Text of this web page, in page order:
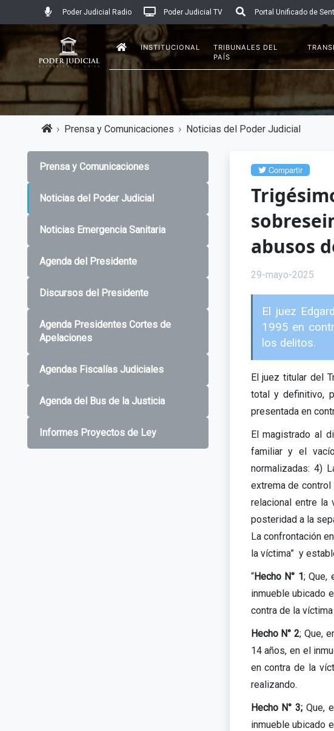
Poder Judicial Radio Poder Judicial TV Portal Unificado de
INSTITUCIONAL
TRIBUNALES DEL
PAÍS
Prensa y Comunicaciones Noticias del Poder Judicial
Prensa y Comunicaciones
Noticias del Poder Judicial
Noticias Emergencia Sanitaria
Agenda del Presidente
Discursos del Presidente
Agenda Presidentes Cortes de
Apelaciones
Agendas Fiscalías Judiciales
Agenda del Bus de la Justicia
Informes Proyectos de Ley
Compartir
abusos
29-mayo-2025
El juez
1995 en
los delitos.
El juez titular del
total y definitivo,
presentada en
El magistrado al
familiar y el
normalizadas: 4)
extrema de
relacional entre la
posteridad a la
La confrontación
la víctima” y
“Hecho N° 1; Que,
inmueble ubicado
contra de la
Hecho N° 2; Que,
14 años, en el
en contra de la
realizando.
Hecho N° 3; Que,
inmueble ubicado